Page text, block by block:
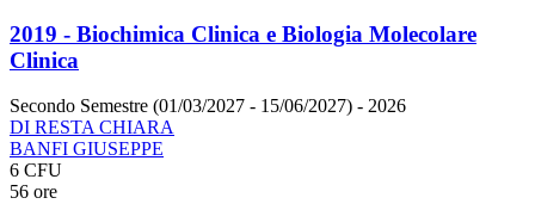
2019 - Biochimica Clinica e Biologia Molecolare
Clinica
Secondo Semestre (01/03/2027 - 15/06/2027) - 2026
DI RESTA CHIARA
BANFI GIUSEPPE
6 CFU
56 ore